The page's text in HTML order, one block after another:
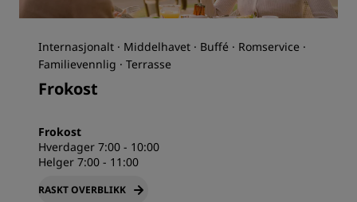
Internasjonalt · Middelhavet · Buffé · Romservice ·
Familievennlig · Terrasse
Frokost
Frokost
Hverdager 7:00 - 10:00
Helger 7:00 - 11:00
RASKT OVERBLIKK